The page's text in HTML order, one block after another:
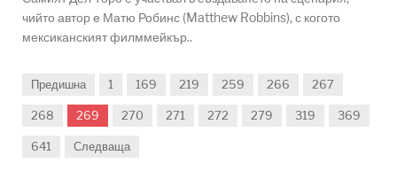
чийто автор е Матю Робинс (Matthew Robbins), с когото
мексиканският филммейкър..
Предишна 1 169 219 259 266 267
268 269 270 271 272 279 319 369
641 Следваща